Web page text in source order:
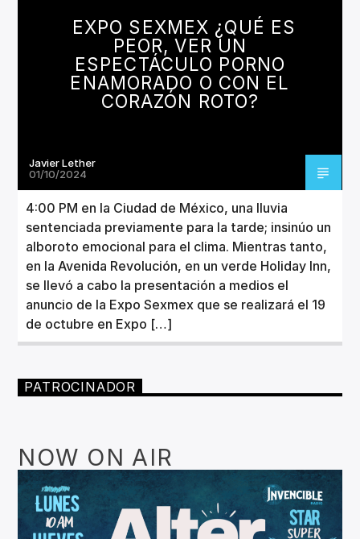
TÍTULO
Invencible Radio
EXPO SEXMEX ¿QUÉ ES
PEOR, VER UN
ESPECTÁCULO PORNO
ENAMORADO O CON EL
CORAZÓN ROTO?
Javier Lether
01/10/2024
4:00 PM en la Ciudad de México, una lluvia
sentenciada previamente para la tarde; insinúo un
alboroto emocional para el clima. Mientras tanto,
en la Avenida Revolución, en un verde Holiday Inn,
se llevó a cabo la presentación a medios el
anuncio de la Expo Sexmex que se realizará el 19
de octubre en Expo […]
PATROCINADOR
NOW ON AIR